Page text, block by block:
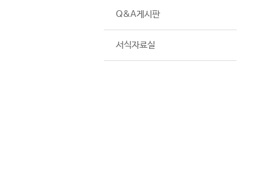
Q&A게시판
서식자료실